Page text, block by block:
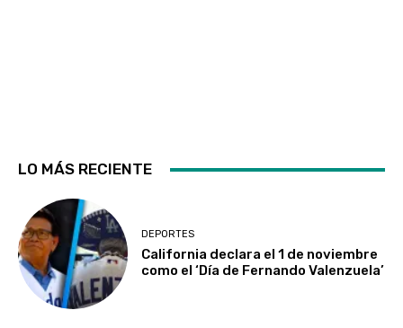
LO MÁS RECIENTE
DEPORTES
California declara el 1 de noviembre
como el ‘Día de Fernando Valenzuela’